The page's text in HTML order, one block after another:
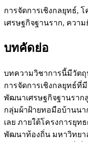
การจัดการเชิงกลยุทธ์,
เศรษฐกิจฐานราก, ควา
บทคัดย่อ
บทความวิชาการนี้มีวัต
การจัดการเชิงกลยุทธ์ที่
พัฒนาเศรษฐกิจฐานรา
กลุ่มผ้าฝ้ายทอมือบ้านนา
เลย ภายใต้โครงการยุ
พัฒนาท้องถิ่น มหาวิทยา